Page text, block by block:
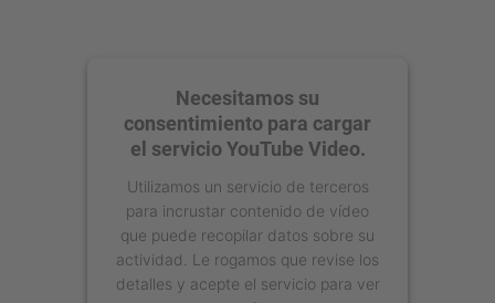
Necesitamos su
consentimiento para cargar
el servicio YouTube Video.
Utilizamos un servicio de terceros
para incrustar contenido de vídeo
que puede recopilar datos sobre su
actividad. Le rogamos que revise los
detalles y acepte el servicio para ver